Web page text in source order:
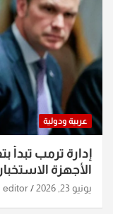
عربية ودولية
إدارة ترمب تبدأ
الأجهزة
يونيو 23, 2026 editor